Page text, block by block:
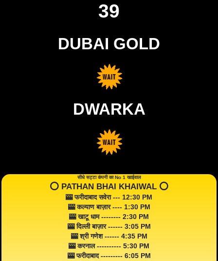
39
DUBAI GOLD
DWARKA
सीधे सट्टा कंपनी का No 1 खाईवाल
⭕️ PATHAN BHAI KHAIWAL ⭕️
🎰 फरीदाबाद सवेरा --- 12:30 PM
🎰 कल्याण बाज़ार ---- 1:30 PM
🎰 खाटू धाम -------- 2:30 PM
🎰 दिल्ली बाज़ार ------ 3:05 PM
🎰 श्री गणेश ------ 4:35 PM
🎰 करनाल ---------- 5:30 PM
🎰 फरीदाबाद --------- 6:05 PM